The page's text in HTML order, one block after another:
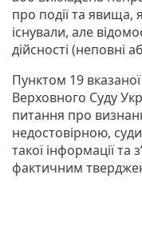
про події та явища,
існували, але
дійсності (неповні
Пунктом 19
Верховного Суду
питання про
недостовірною,
такої інформації та
фактичним